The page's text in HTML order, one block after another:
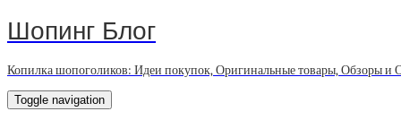
Шопинг Блог
Копилка шопоголиков: Идеи покупок, Оригинальные товары, Обзоры и
Toggle navigation